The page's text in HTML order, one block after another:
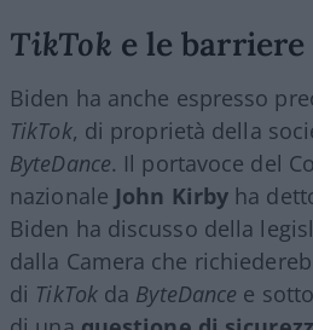
TikTok e le
Biden ha anche espresso
TikTok, di proprietà della
ByteDance. Il portavoce del
nazionale John Kirby ha
Biden ha discusso della
dalla Camera che
di TikTokda ByteDance e